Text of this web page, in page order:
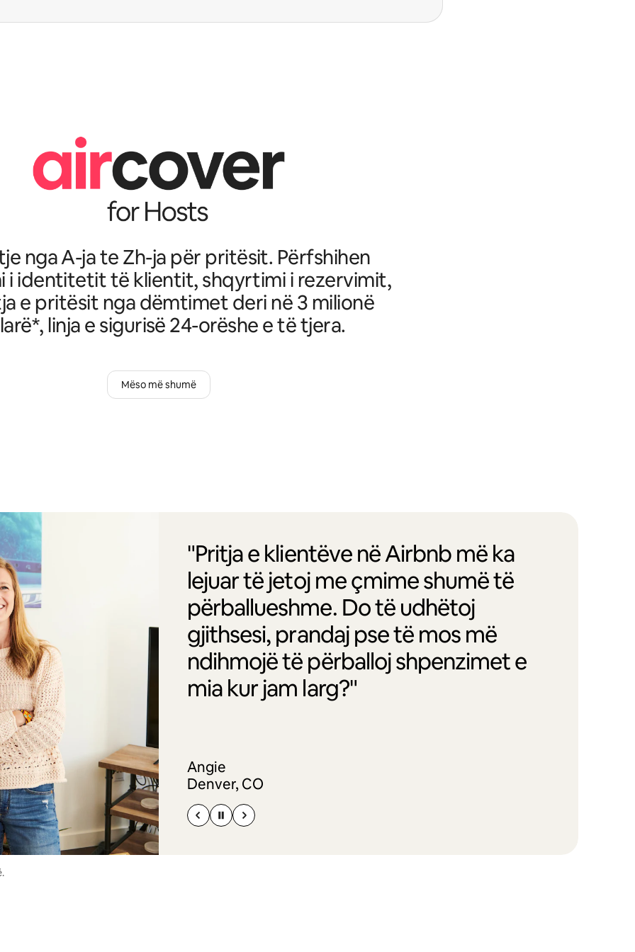
nga A-ja te Zh-ja për pritësit. Përfshihen
i identitetit të klientit, shqyrtimi i rezervimit,
e pritësit nga dëmtimet deri në 3 milionë
linja e sigurisë 24-orëshe e të tjera.
Mëso më shumë
"Pritja e klientëve në Airbnb më ka
lejuar të jetoj me çmime shumë të
përballueshme. Do të udhëtoj
gjithsesi, prandaj pse të mos më
ndihmojë të përballoj shpenzimet e
mia kur jam larg?"
Angie
Denver, CO